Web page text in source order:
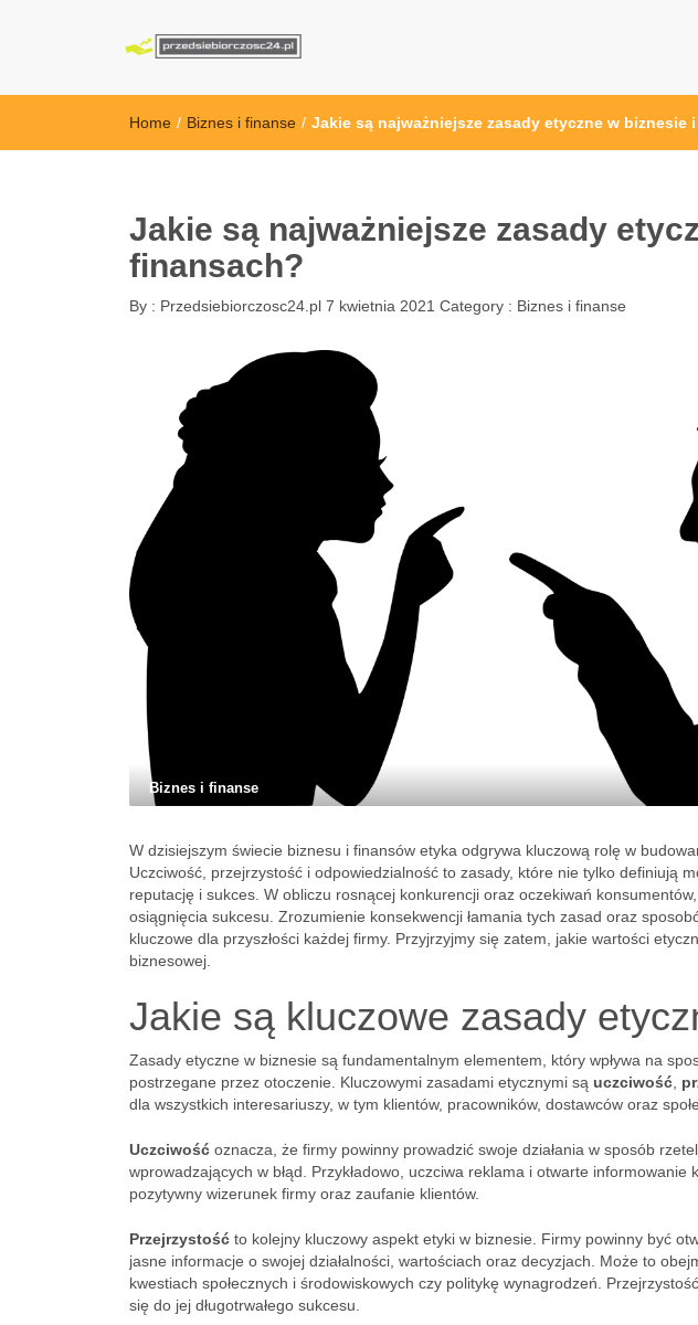
Home / Biznes i finanse / Jakie są najważniejsze zasady etyczne w biznesie
Jakie są najważniejsze zasady
finansach?
By : Przedsiebiorczosc24.pl 7 kwietnia 2021 Category : Biznes i finanse
Biznes i finanse
W dzisiejszym świecie biznesu i finansów etyka odgrywa kluczową rolę w
Uczciwość, przejrzystość i odpowiedzialność to zasady, które nie tylko definiują
reputację i sukces. W obliczu rosnącej konkurencji oraz oczekiwań
osiągnięcia sukcesu. Zrozumienie konsekwencji łamania tych zasad oraz
kluczowe dla przyszłości każdej firmy. Przyjrzyjmy się zatem, jakie wartości
biznesowej.
Jakie są kluczowe zasady
Zasady etyczne w biznesie są fundamentalnym elementem, który wpływa na
postrzegane przez otoczenie. Kluczowymi zasadami etycznymi są uczciwość
dla wszystkich interesariuszy, w tym klientów, pracowników, dostawców oraz
Uczciwość oznacza, że firmy powinny prowadzić swoje działania w sposób
wprowadzających w błąd. Przykładowo, uczciwa reklama i otwarte informowanie
pozytywny wizerunek firmy oraz zaufanie klientów.
Przejrzystość to kolejny kluczowy aspekt etyki w biznesie. Firmy powinny być
jasne informacje o swojej działalności, wartościach oraz decyzjach. Może to
kwestiach społecznych i środowiskowych czy politykę wynagrodzeń.
się do jej długotrwałego sukcesu.